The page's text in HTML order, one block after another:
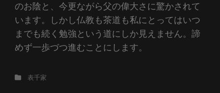
のお陰と、今更ながら父の偉大さに驚かされて
います。しかし仏教も茶道も私にとってはいつ
までも続く勉強という道にしか見えません。諦
めず一歩づつ進むことにします。
カ
表千家